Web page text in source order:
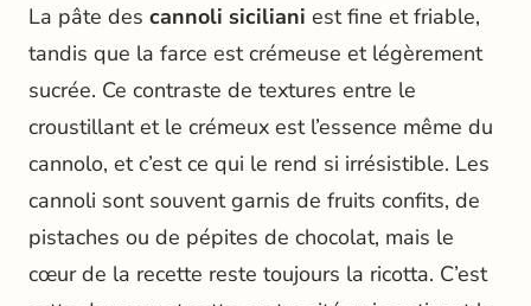
La pâte des cannoli siciliani est fine et friable,
tandis que la farce est crémeuse et légèrement
sucrée. Ce contraste de textures entre le
croustillant et le crémeux est l’essence même du
cannolo, et c’est ce qui le rend si irrésistible. Les
cannoli sont souvent garnis de fruits confits, de
pistaches ou de pépites de chocolat, mais le
cœur de la recette reste toujours la ricotta. C’est